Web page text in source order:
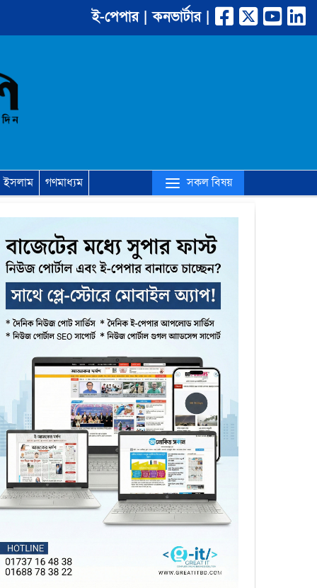
ই-পেপার |
(current) কনভার্টার |
ইসলাম গণমাধ্যম সকল বিষয়